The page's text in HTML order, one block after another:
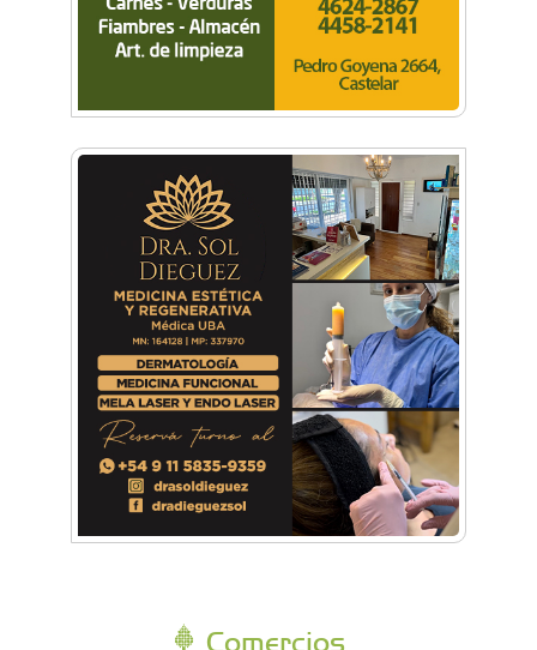
Comercios